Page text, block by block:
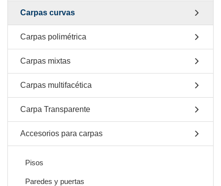
Carpas curvas
Carpas polimétrica
Carpas mixtas
Carpas multifacética
Carpa Transparente
Accesorios para carpas
Pisos
Paredes y puertas